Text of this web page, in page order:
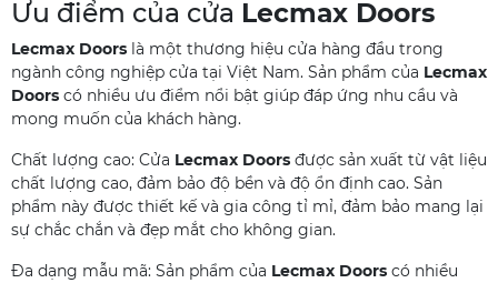
Ưu điểm của cửa Lecmax Doors
Lecmax Doors là một thương hiệu cửa hàng đầu trong
ngành công nghiệp cửa tại Việt Nam. Sản phẩm của Lecmax
Doors có nhiều ưu điểm nổi bật giúp đáp ứng nhu cầu và
mong muốn của khách hàng.
Chất lượng cao: Cửa Lecmax Doors được sản xuất từ vật liệu
chất lượng cao, đảm bảo độ bền và độ ổn định cao. Sản
phẩm này được thiết kế và gia công tỉ mỉ, đảm bảo mang lại
sự chắc chắn và đẹp mắt cho không gian.
Đa dạng mẫu mã: Sản phẩm của Lecmax Doors có nhiều